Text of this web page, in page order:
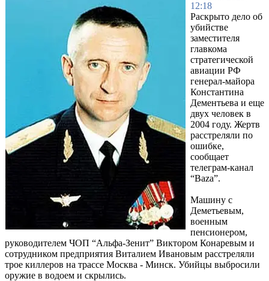
12:18
Раскрыто дело об
убийстве
заместителя
главкома
стратегической
авиации РФ
генерал-майора
Константина
Дементьева и еще
двух человек в
2004 году. Жертв
расстреляли по
ошибке,
сообщает
телеграм-канал
“Baza”.
Машину с
Деметьевым,
военным
пенсионером,
руководителем ЧОП “Альфа-Зенит” Виктором Конаревым и
сотрудником предприятия Виталием Ивановым расстреляли
трое киллеров на трассе Москва - Минск. Убийцы выбросили
оружие в водоем и скрылись.